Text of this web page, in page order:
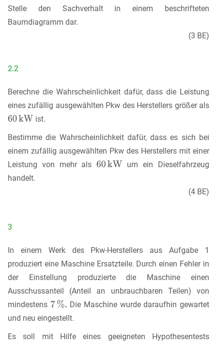
Stelle den Sachverhalt in einem beschrifteten
Baumdiagramm dar.
(3 BE)
2.2
Berechne die Wahrscheinlichkeit dafür, dass die Leistung
eines zufällig ausgewählten Pkw des Herstellers größer als
ist.
Bestimme die Wahrscheinlichkeit dafür, dass es sich bei
einem zufällig ausgewählten Pkw des Herstellers mit einer
Leistung von mehr als
um ein Dieselfahrzeug
handelt.
(4 BE)
3
In einem Werk des Pkw-Herstellers aus Aufgabe 1
produziert eine Maschine Ersatzteile. Durch einen Fehler in
der Einstellung produzierte die Maschine einen
Ausschussanteil (Anteil an unbrauchbaren Teilen) von
mindestens
Die Maschine wurde daraufhin gewartet
und neu eingestellt.
Es soll mit Hilfe eines geeigneten Hypothesentests